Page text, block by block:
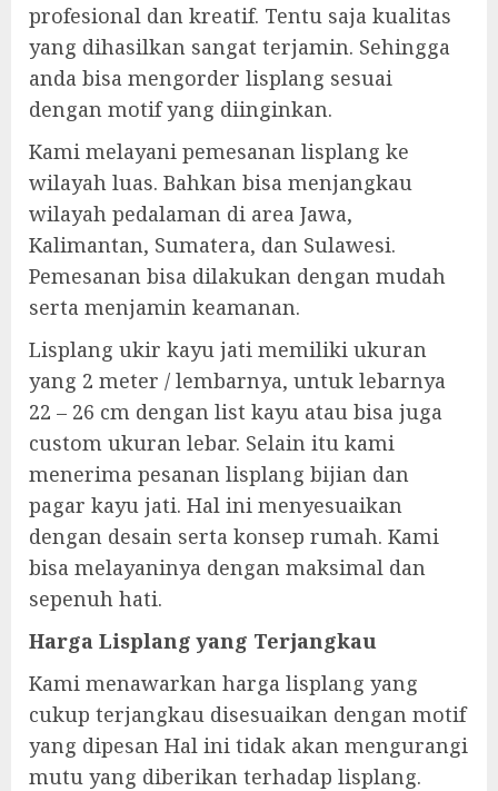
profesional dan kreatif. Tentu saja kualitas
yang dihasilkan sangat terjamin. Sehingga
anda bisa mengorder lisplang sesuai
dengan motif yang diinginkan.
Kami melayani pemesanan lisplang ke
wilayah luas. Bahkan bisa menjangkau
wilayah pedalaman di area Jawa,
Kalimantan, Sumatera, dan Sulawesi.
Pemesanan bisa dilakukan dengan mudah
serta menjamin keamanan.
Lisplang ukir kayu jati memiliki ukuran
yang 2 meter / lembarnya, untuk lebarnya
22 – 26 cm dengan list kayu atau bisa juga
custom ukuran lebar. Selain itu kami
menerima pesanan lisplang bijian dan
pagar kayu jati. Hal ini menyesuaikan
dengan desain serta konsep rumah. Kami
bisa melayaninya dengan maksimal dan
sepenuh hati.
Harga Lisplang yang Terjangkau
Kami menawarkan harga lisplang yang
cukup terjangkau disesuaikan dengan motif
yang dipesan Hal ini tidak akan mengurangi
mutu yang diberikan terhadap lisplang.